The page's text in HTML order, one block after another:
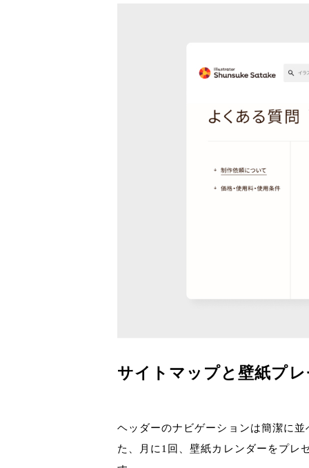
サイトマップと壁紙プ
ヘッダーのナビゲーションは簡潔に
た、月に1回、壁紙カレンダーをプレ